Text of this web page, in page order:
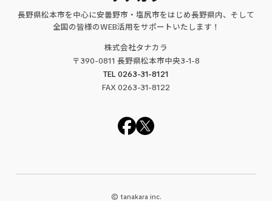
長野県松本市を中心に安曇野市・塩尻市をはじめ長野県内、そして
全国の皆様のWEB活用をサポートいたします！
株式会社タナカラ
〒390-0811 長野県松本市中央3-1-8
TEL 0263-31-8121
FAX0263-31-8122
© tanakara inc.